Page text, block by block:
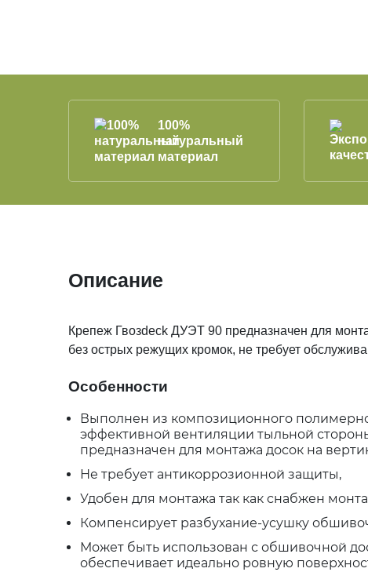
100%
натуральный
материал
Описание
Крепеж Гвозdeck ДУЭТ 90 предназначен для
без острых режущих кромок, не требует
Особенности
Выполнен из композиционного
эффективной вентиляции тыльной
предназначен для монтажа досок на
Не требует антикоррозионной защиты,
Удобен для монтажа так как снабжен
Компенсирует разбухание-усушку
Может быть использован с обшивочной
обеспечивает идеально ровную